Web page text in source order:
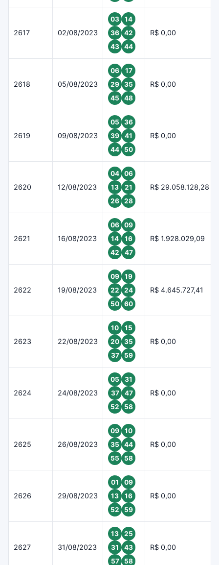
2617 02/08/2023
03
14
36
42
43
44
R$ 0,00
2618 05/08/2023
06
17
29
35
45
48
R$ 0,00
2619 09/08/2023
05
36
39
41
44
50
R$ 0,00
2620 12/08/2023
04
06
13
21
26
28
R$ 29.058.128,28
2621 16/08/2023
06
09
14
16
42
47
R$ 1.928.029,09
2622 19/08/2023
09
19
22
24
50
60
R$ 4.645.727,41
2623 22/08/2023
10
15
20
35
37
59
R$ 0,00
2624 24/08/2023
05
31
37
47
52
58
R$ 0,00
2625 26/08/2023
09
10
35
44
55
58
R$ 0,00
2626 29/08/2023
01
09
13
16
52
59
R$ 0,00
2627 31/08/2023
13
25
31
43
57
58
R$ 0,00